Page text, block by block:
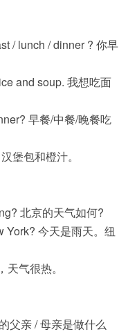
/ lunch / dinner ? 你早
and soup. 我想吃面
早餐/中餐/晚餐吃
包和橙汁。
北京的天气如何?
今天是雨天。纽
气很热。
父亲 / 母亲是做什么